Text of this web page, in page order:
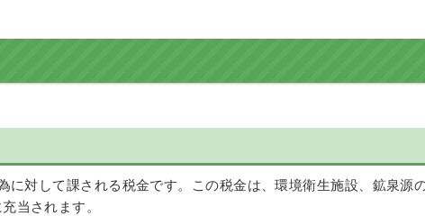
対して課される税金です。この税金は、環境衛生施設、鉱泉
当されます。